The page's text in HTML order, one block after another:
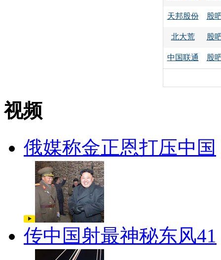
天邦股份 股
北大荒 股
中国联通 股
视频
俄媒称金正恩打压中国
传中国射最神秘东风41